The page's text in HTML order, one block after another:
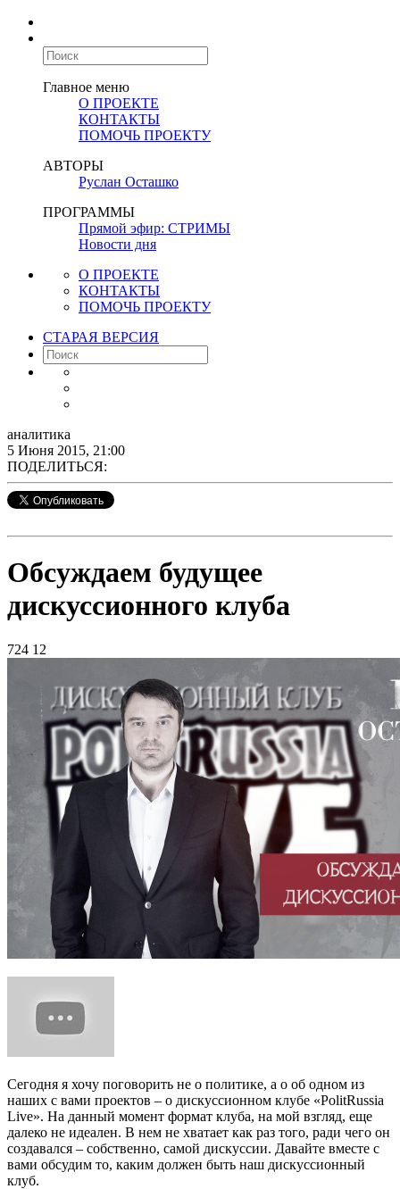
Главное меню
О ПРОЕКТЕ
КОНТАКТЫ
ПОМОЧЬ ПРОЕКТУ
АВТОРЫ
Руслан Осташко
ПРОГРАММЫ
Прямой эфир: СТРИМЫ
Новости дня
О ПРОЕКТЕ
КОНТАКТЫ
ПОМОЧЬ ПРОЕКТУ
СТАРАЯ ВЕРСИЯ
аналитика
5 Июня 2015, 21:00
ПОДЕЛИТЬСЯ:
Обсуждаем будущее
дискуссионного клуба
724 12
Сегодня я хочу поговорить не о политике, а о об одном из
наших с вами проектов – о дискуссионном клубе «PolitRussia
Live». На данный момент формат клуба, на мой взгляд, еще
далеко не идеален. В нем не хватает как раз того, ради чего он
создавался – собственно, самой дискуссии. Давайте вместе с
вами обсудим то, каким должен быть наш дискуссионный
клуб.